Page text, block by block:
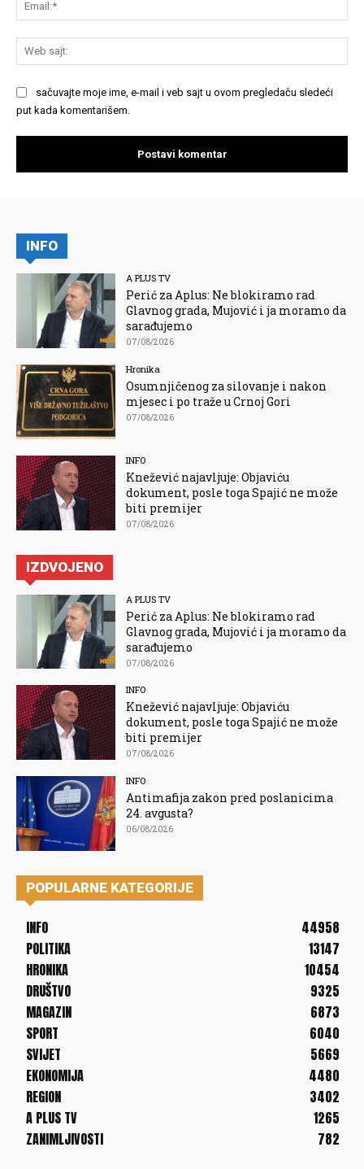
sačuvajte moje ime, e-mail i veb sajt u ovom pregledaču sledeći
put kada komentarišem.
INFO
A PLUS TV
Perić za Aplus: Ne blokiramo rad
Glavnog grada, Mujović i ja moramo da
sarađujemo
07/08/2026
Hronika
Osumnjičenog za silovanje i nakon
mjesec i po traže u Crnoj Gori
07/08/2026
INFO
Knežević najavljuje: Objaviću
dokument, posle toga Spajić ne može
biti premijer
07/08/2026
IZDVOJENO
A PLUS TV
Perić za Aplus: Ne blokiramo rad
Glavnog grada, Mujović i ja moramo da
sarađujemo
07/08/2026
INFO
Knežević najavljuje: Objaviću
dokument, posle toga Spajić ne može
biti premijer
07/08/2026
INFO
Antimafija zakon pred poslanicima
24. avgusta?
06/08/2026
POPULARNE KATEGORIJE
INFO
44958
POLITIKA
13147
HRONIKA
10454
DRUŠTVO
9325
MAGAZIN
6873
SPORT
6040
SVIJET
5669
EKONOMIJA
4480
REGION
3402
A PLUS TV
1265
ZANIMLJIVOSTI
782